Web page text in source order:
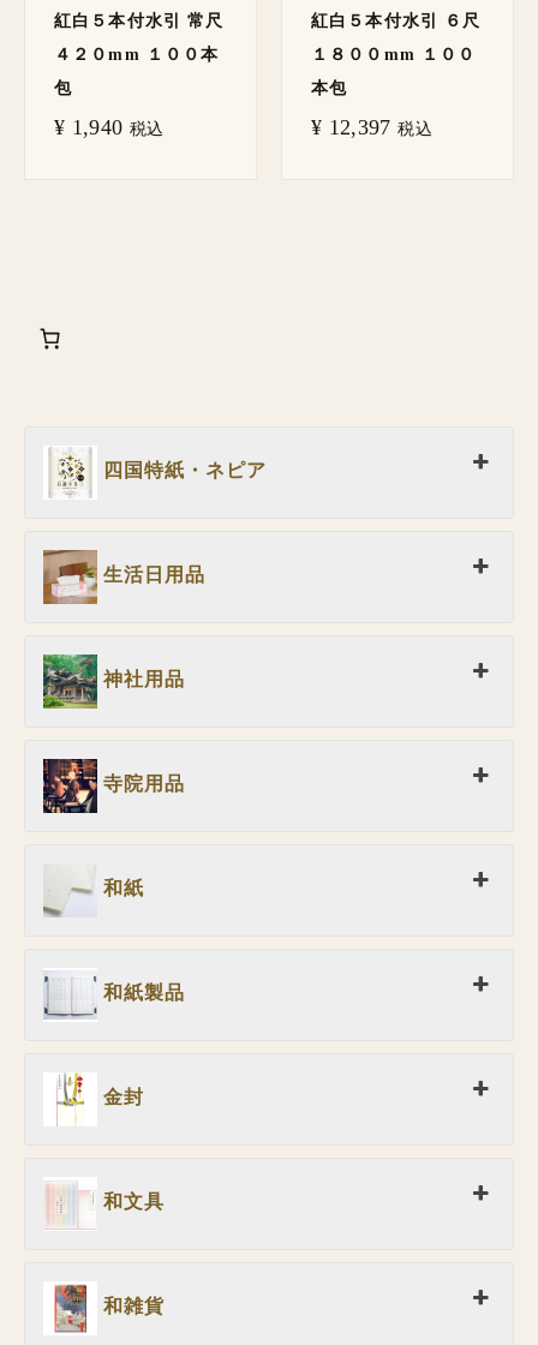
四国特紙・ネピア
生活日用品
神社用品
寺院用品
和紙
和紙製品
金封
和文具
和雑貨
紅白５本付水引 常尺
４２０mm １００本
包
¥ 1,940 税込
紅白５本付水引 ６尺
１８００mm １００
本包
¥ 12,397 税込